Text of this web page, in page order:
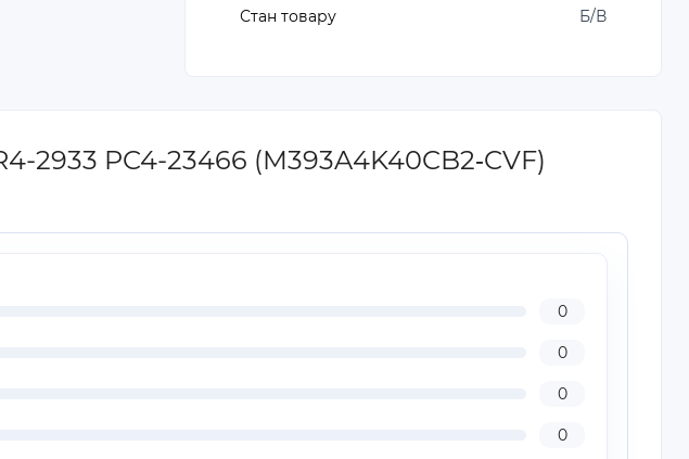
Стан товару Б/В
2933 PC4-23466 (M393A4K40CB2‐CVF)
0
0
0
0